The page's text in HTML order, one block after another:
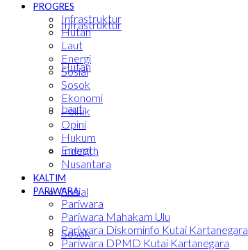
Infrastruktur
Hutan
Laut
Energi
Sosial
Sosok
PROGRES
Infrastruktur
Hutan
Laut
Energi
Sosial
Sosok
Ekonomi
Politik
Opini
Hukum
Indepth
Nusantara
KALTIM
PARIWARA
Pariwara
Pariwara Mahakam Ulu
Pariwara Diskominfo Kutai Kartanegara
Pariwara DPMD Kutai Kartanegara